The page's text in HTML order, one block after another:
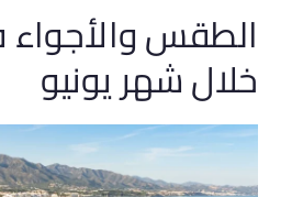
والأجواء في
شهر يونيو